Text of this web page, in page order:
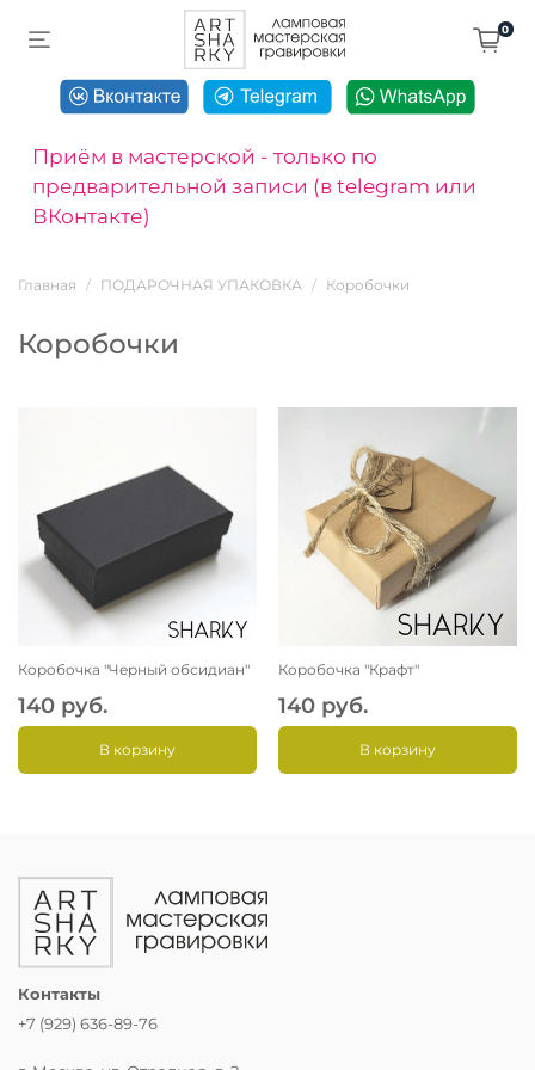
0
Приём в мастерской - только по
предварительной записи (в telegram или
ВКонтакте)
Главная ПОДАРОЧНАЯ УПАКОВКА Коробочки
Коробочки
Коробочка "Черный обсидиан"
140 руб.
В корзину
Коробочка "Крафт"
140 руб.
В корзину
Контакты
+7 (929) 636-89-76